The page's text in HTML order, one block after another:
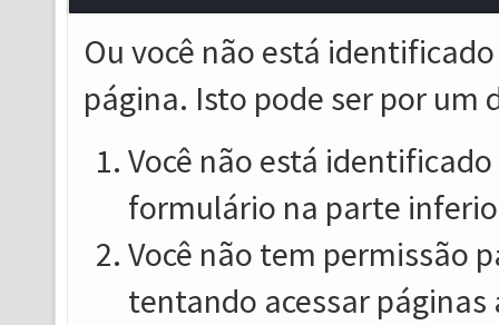
Ou você não está
página. Isto pode ser por um
Você não está
formulário na parte
Você não tem permissão
tentando acessar